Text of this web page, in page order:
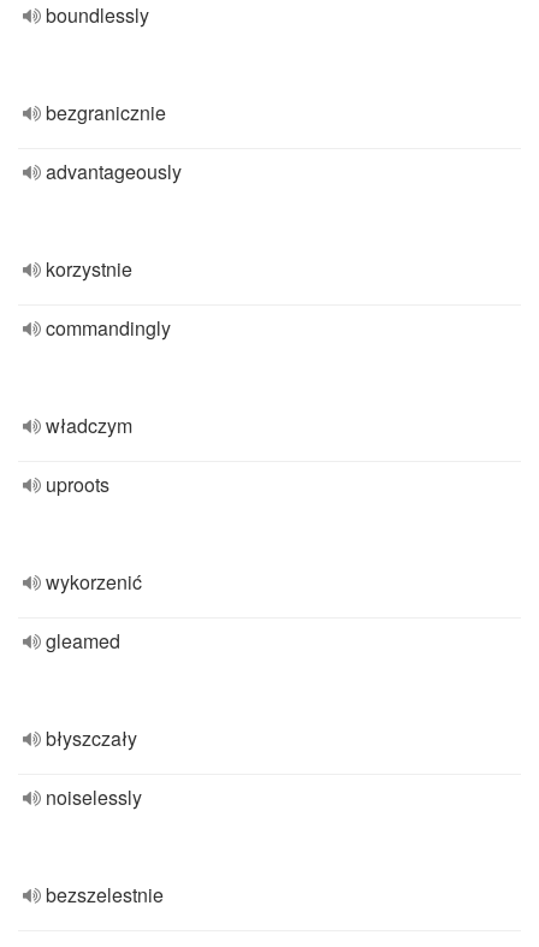
boundlessly
bezgranicznie
advantageously
korzystnie
commandingly
władczym
uproots
wykorzenić
gleamed
błyszczały
noiselessly
bezszelestnie